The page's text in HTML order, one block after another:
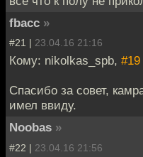
fbacc »
#21 | 23.04.16 21:16
Кому: nikolkas_spb, #19
Спасибо за совет,
имел ввиду.
Noobas »
#22 | 23.04.16 21:56